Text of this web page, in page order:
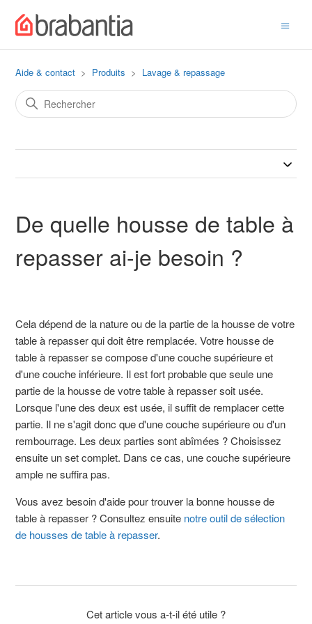
Aide & contact Produits Lavage & repassage
De quelle housse de table à
repasser ai-je besoin ?
Cela dépend de la nature ou de la partie de la housse de votre
table à repasser qui doit être remplacée. Votre housse de
table à repasser se compose d'une couche supérieure et
d'une couche inférieure. Il est fort probable que seule une
partie de la housse de votre table à repasser soit usée.
Lorsque l'une des deux est usée, il suffit de remplacer cette
partie. Il ne s'agit donc que d'une couche supérieure ou d'un
rembourrage. Les deux parties sont abîmées ? Choisissez
ensuite un set complet. Dans ce cas, une couche supérieure
ample ne suffira pas.
Vous avez besoin d'aide pour trouver la bonne housse de
table à repasser ? Consultez ensuite notre outil de sélection
de housses de table à repasser.
Cet article vous a-t-il été utile ?